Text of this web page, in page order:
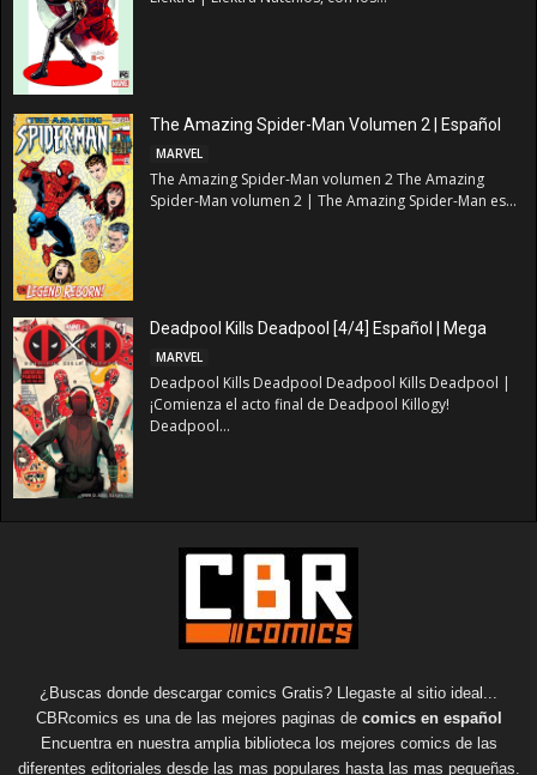
The Amazing Spider-Man Volumen 2 | Español
MARVEL
The Amazing Spider-Man volumen 2 The Amazing
Spider-Man volumen 2 | The Amazing Spider-Man es...
Deadpool Kills Deadpool [4/4] Español | Mega
MARVEL
Deadpool Kills Deadpool Deadpool Kills Deadpool |
¡Comienza el acto final de Deadpool Killogy!
Deadpool...
¿Buscas donde descargar comics Gratis? Llegaste al sitio ideal...
CBRcomics es una de las mejores paginas de comics en español
Encuentra en nuestra amplia biblioteca los mejores comics de las
diferentes editoriales desde las mas populares hasta las mas pequeñas.